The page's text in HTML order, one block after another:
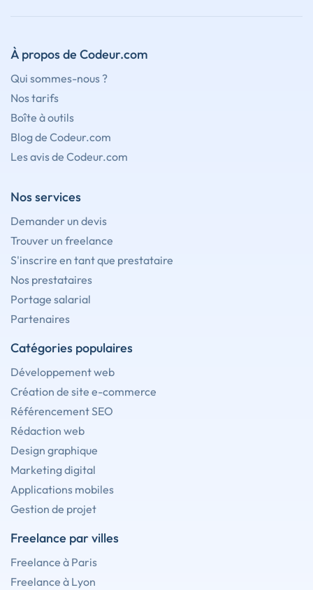
À propos de Codeur.com
Qui sommes-nous ?
Nos tarifs
Boîte à outils
Blog de Codeur.com
Les avis de Codeur.com
Nos services
Demander un devis
Trouver un freelance
S'inscrire en tant que prestataire
Nos prestataires
Portage salarial
Partenaires
Catégories populaires
Développement web
Création de site e-commerce
Référencement SEO
Rédaction web
Design graphique
Marketing digital
Applications mobiles
Gestion de projet
Freelance par villes
Freelance à Paris
Freelance à Lyon